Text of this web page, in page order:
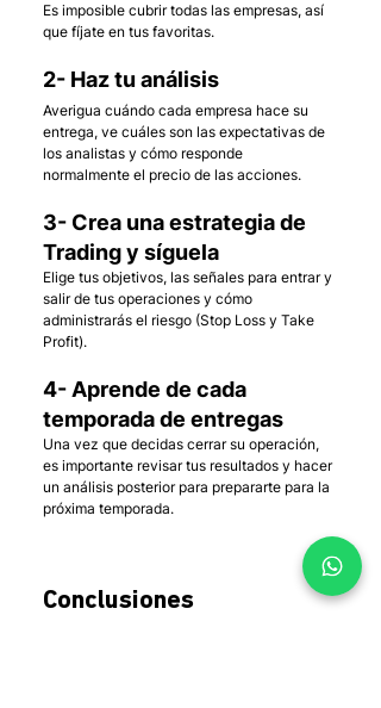
Es imposible cubrir todas las empresas, así
que fíjate en tus favoritas.
2- Haz tu análisis
Averigua cuándo cada empresa hace su
entrega, ve cuáles son las expectativas de
los analistas y cómo responde
normalmente el precio de las acciones.
3- Crea una estrategia de
Trading y síguela
Elige tus objetivos, las señales para entrar y
salir de tus operaciones y cómo
administrarás el riesgo (Stop Loss y Take
Profit).
4- Aprende de cada
temporada de entregas
Una vez que decidas cerrar su operación,
es importante revisar tus resultados y hacer
un análisis posterior para prepararte para la
próxima temporada.
Conclusiones